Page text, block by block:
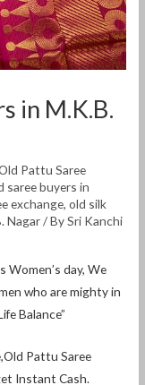
in M.K.B.
Pattu Saree
saree buyers in
exchange,old silk
Nagar/ BySri Kanchi
Women’s day, We
who are mighty in
Balance”
Pattu Saree
Instant Cash.